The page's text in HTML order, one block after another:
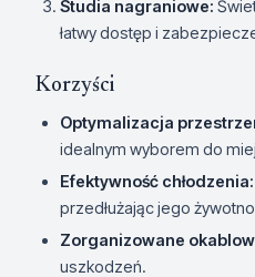
Studia nagraniowe:
łatwy dostęp i
Korzyści
Optymalizacja
idealnym wyborem do
Efektywność chłodzenia:
przedłużając jego
Zorganizowane
uszkodzeń.